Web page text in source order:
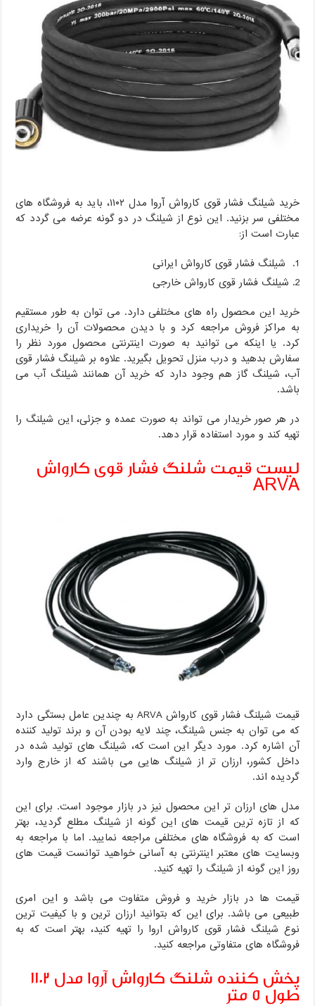
خرید شیلنگ فشار قوی کارواش آروا مدل ۱۱۰۲، باید به فروشگاه های
مختلفی سر بزنید. این نوع از شیلنگ در دو گونه عرضه می گردد که
عبارت است از:
شیلنگ فشار قوی کارواش ایرانی
شیلنگ فشار قوی کارواش خارجی
خرید این محصول راه های مختلفی دارد. می توان به طور مستقیم
به مراکز فروش مراجعه کرد و با دیدن محصولات آن را خریداری
کرد. یا اینکه می توانید به صورت اینترنتی محصول مورد نظر را
سفارش بدهید و درب منزل تحویل بگیرید. علاوه بر شیلنگ فشار قوی
آب، شیلنگ گاز هم وجود دارد که خرید آن همانند شیلنگ آب می
باشد.
در هر صور خریدار می تواند به صورت عمده و جزئی، این شیلنگ را
تهیه کند و مورد استفاده قرار دهد.
لیست قیمت شلنگ فشار قوی کارواش
ARVA
قیمت شیلنگ فشار قوی کارواش ARVA به چندین عامل بستگی دارد
که می توان به جنس شیلنگ، چند لایه بودن آن و برند تولید کننده
آن اشاره کرد. مورد دیگر این است که، شیلنگ های تولید شده در
داخل کشور، ارزان تر از شیلنگ هایی می باشند که از خارج وارد
گردیده اند.
مدل های ارزان تر این محصول نیز در بازار موجود است. برای این
که از تازه ترین قیمت های این گونه از شیلنگ مطلع گردید، بهتر
است که به فروشگاه های مختلفی مراجعه نمایید. اما با مراجعه به
وبسایت های معتبر اینترنتی به آسانی خواهید توانست قیمت های
روز این گونه از شیلنگ را تهیه کنید.
قیمت ها در بازار خرید و فروش متفاوت می باشد و این امری
طبیعی می باشد. برای این که بتوانید ارزان ترین و با کیفیت ترین
نوع شیلنگ فشار قوی کارواش اروا را تهیه کنید، بهتر است که به
فروشگاه های متفاوتی مراجعه کنید.
پخش کننده شلنگ کارواش آروا مدل ۱۱۰۲
طول ۵ متر